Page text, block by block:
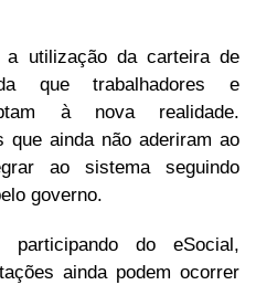
a utilização da carteira de
que trabalhadores e
à nova realidade.
que ainda não aderiram ao
ao sistema seguindo
governo.
do eSocial,
ainda podem ocorrer